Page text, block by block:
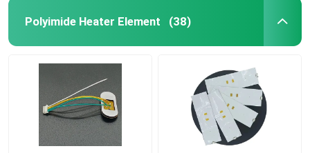
Polyimide Heater Element (38)